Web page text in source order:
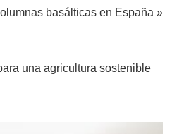
basálticas en España »
una agricultura sostenible